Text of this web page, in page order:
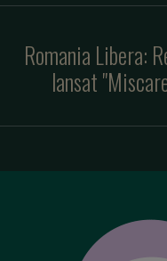
Romania Libera:
lansat